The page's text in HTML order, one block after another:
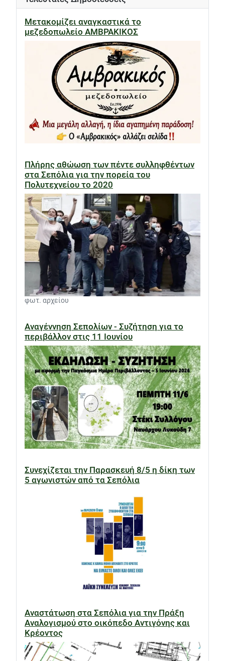
Μετακομίζει αναγκαστικά το
μεζεδοπωλείο ΑΜΒΡΑΚΙΚΟΣ
Πλήρης αθώωση των πέντε συλληφθέντων
στα Σεπόλια για την πορεία του
Πολυτεχνείου το 2020
φωτ. αρχείου
Αναγέννηση Σεπολίων - Συζήτηση για το
περιβάλλον στις 11 Ιουνίου
Συνεχίζεται την Παρασκευή 8/5 η δίκη των
5 αγωνιστών από τα Σεπόλια
Αναστάτωση στα Σεπόλια για την Πράξη
Αναλογισμού στο οικόπεδο Αντιγόνης και
Κρέοντος